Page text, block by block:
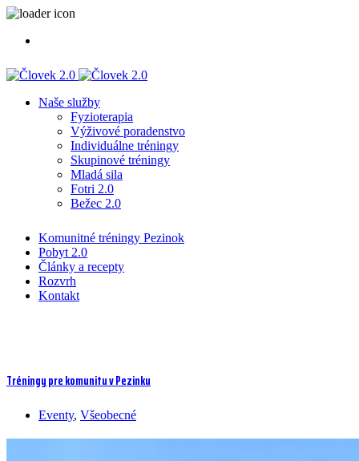
Naše služby
Fyzioterapia
Výživové poradenstvo
Individuálne tréningy
Skupinové tréningy
Mladá sila
Fotri 2.0
Bežec 2.0
Komunitné tréningy Pezinok
Pobyt 2.0
Články a recepty
Rozvrh
Kontakt
Tréningy pre komunitu v Pezinku
Eventy, Všeobecné